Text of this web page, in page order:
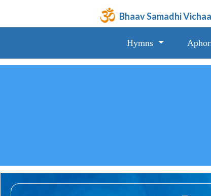
Bhaav Samadhi
Hymns